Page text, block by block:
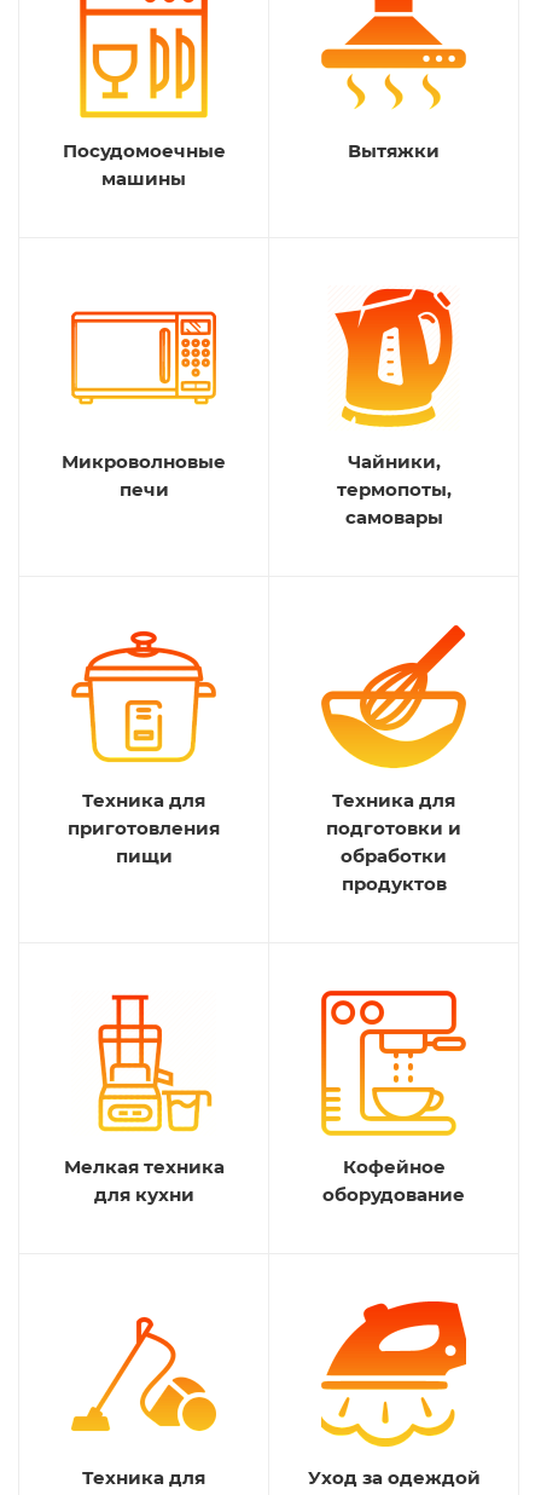
Посудомоечные
машины
Вытяжки
Микроволновые
печи
Чайники,
термопоты,
самовары
Техника для
приготовления
пищи
Техника для
подготовки и
обработки
продуктов
Мелкая техника
для кухни
Кофейное
оборудование
Техника для
Уход за одеждой